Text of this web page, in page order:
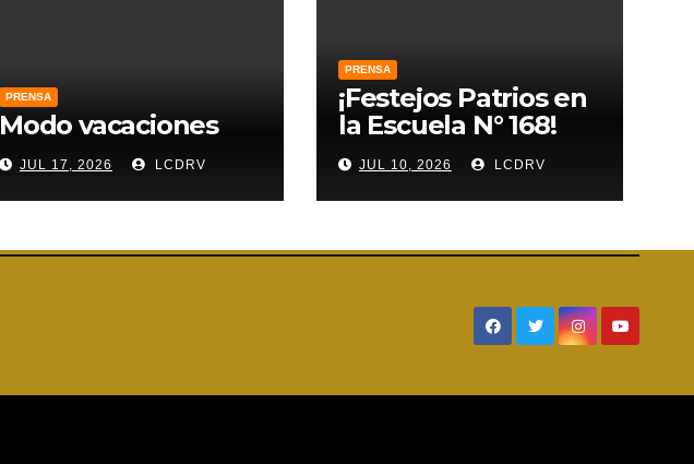
PRENSA
Modo vacaciones
JUL 17, 2026 LCDRV
PRENSA
¡Festejos Patrios en
la Escuela N° 168!
JUL 10, 2026 LCDRV